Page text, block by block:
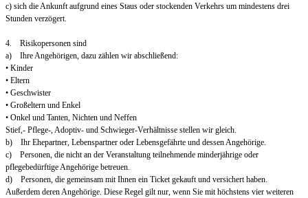
c) sich die Ankunft aufgrund eines Staus oder stockenden Verkehrs um mindestens drei
Stunden verzögert.
4. Risikopersonen sind
a) Ihre Angehörigen, dazu zählen wir abschließend:
• Kinder
• Eltern
• Geschwister
• Großeltern und Enkel
• Onkel und Tanten, Nichten und Neffen
Stief,- Pflege-, Adoptiv- und Schwieger-Verhältnisse stellen wir gleich.
b) Ihr Ehepartner, Lebenspartner oder Lebensgefährte und dessen Angehörige.
c) Personen, die nicht an der Veranstaltung teilnehmende minderjährige oder
pflegebedürftige Angehörige betreuen.
d) Personen, die gemeinsam mit Ihnen ein Ticket gekauft und versichert haben.
Außerdem deren Angehörige. Diese Regel gilt nur, wenn Sie mit höchstens vier weiteren